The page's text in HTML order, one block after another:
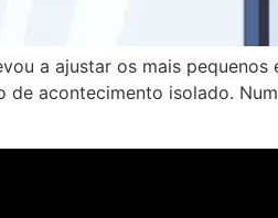
a ajustar os mais
acontecimento isolado.